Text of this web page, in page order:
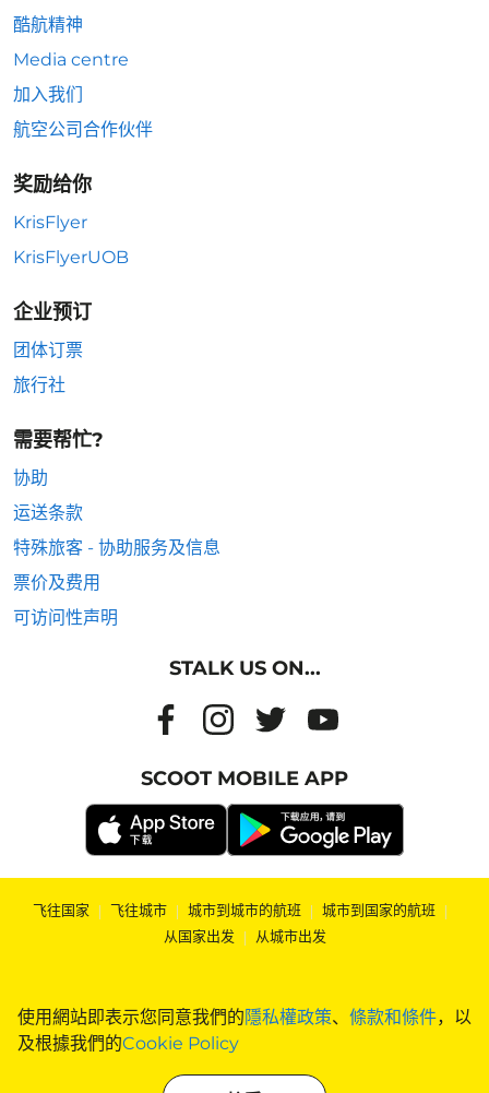
使用網站即表示您同意我們的隱私權政策、 條款和條件，以
及根據我們的Cookie Policy
酷航精神
Media centre
加入我们
航空公司合作伙伴
奖励给你
KrisFlyer
KrisFlyerUOB
企业预订
团体订票
旅行社
需要帮忙?
协助
运送条款
特殊旅客 - 协助服务及信息
票价及费用
可访问性声明
STALK US ON...
SCOOT MOBILE APP
飞往国家 | 飞往城市 | 城市到城市的航班 | 城市到国家的航班 |
从国家出发 | 从城市出发